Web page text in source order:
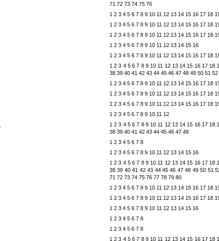
71 72 73 74 75 76
1 2 3 4 5 6 7 8 9 10 11 12 13 14 15 16 17 18
1 2 3 4 5 6 7 8 9 10 11 12 13 14 15 16 17 18
1 2 3 4 5 6 7 8 9 10 11 12 13 14 15 16 17 18
1 2 3 4 5 6 7 8 9 10 11 12 13 14 15 16
1 2 3 4 5 6 7 8 9 10 11 12 13 14 15 16 17 18
1 2 3 4 5 6 7 8 9 10 11 12 13 14 15 16 17 18
38 39 40 41 42 43 44 45 46 47 48 49 50 51 52
1 2 3 4 5 6 7 8 9 10 11 12 13 14 15 16 17 18
1 2 3 4 5 6 7 8 9 10 11 12 13 14 15 16 17 18
1 2 3 4 5 6 7 8 9 10 11 12 13 14 15 16 17 18
1 2 3 4 5 6 7 8 9 10 11 12
1 2 3 4 5 6 7 8 9 10 11 12 13 14 15 16 17 18
38 39 40 41 42 43 44 45 46 47 48
1 2 3 4 5 6 7 8
1 2 3 4 5 6 7 8 9 10 11 12 13 14 15 16
1 2 3 4 5 6 7 8 9 10 11 12 13 14 15 16 17 18
38 39 40 41 42 43 44 45 46 47 48 49 50 51
71 72 73 74 75 76 77 78 79 80
1 2 3 4 5 6 7 8 9 10 11 12 13 14 15 16 17 18
1 2 3 4 5 6 7 8 9 10 11 12 13 14 15 16 17 18
1 2 3 4 5 6 7 8 9 10 11 12 13 14 15 16
1 2 3 4 5 6 7 8
1 2 3 4 5 6 7 8
1 2 3 4 5 6 7 8 9 10 11 12 13 14 15 16 17 18